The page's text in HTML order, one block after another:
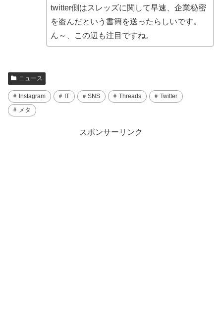
twitter側はスレッズに関して早速、企業秘密
を盗んだという書簡を送ったらしいです。
ん～、この辺も注目ですね。
ニュース
Instagram IT SNS Threads
Twitter
メタ
スポンサーリンク